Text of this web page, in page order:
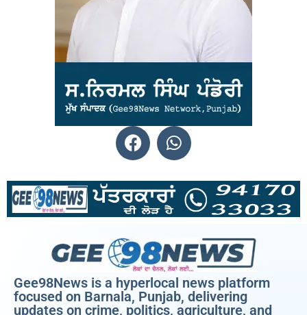
Gee98News is a hyperlocal news platform
focused on Barnala, Punjab, delivering
updates on crime, politics, agriculture, and